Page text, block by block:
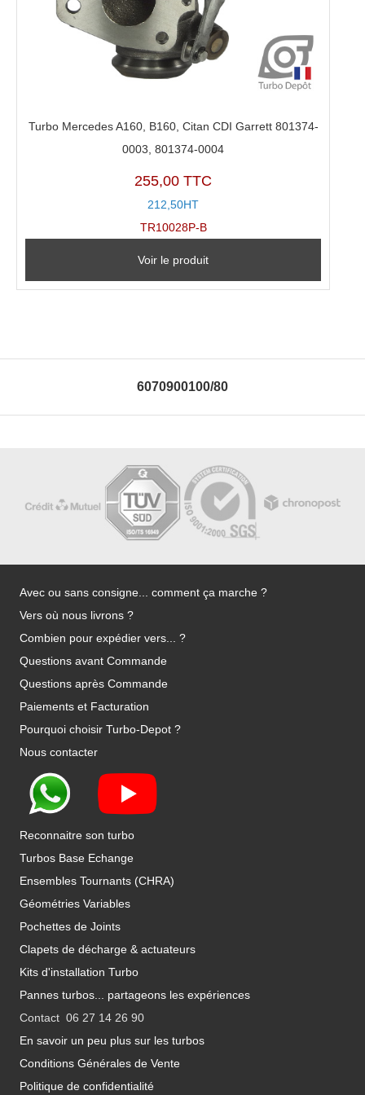
Turbo Mercedes A160, B160, Citan CDI Garrett 801374-
0003, 801374-0004
255,00 TTC
212,50HT
TR10028P-B
Voir le produit
6070900100/80
Avec ou sans consigne... comment ça marche ?
Vers où nous livrons ?
Combien pour expédier vers... ?
Questions avant Commande
Questions après Commande
Paiements et Facturation
Pourquoi choisir Turbo-Depot ?
Nous contacter
Reconnaitre son turbo
Turbos Base Echange
Ensembles Tournants (CHRA)
Géométries Variables
Pochettes de Joints
Clapets de décharge & actuateurs
Kits d'installation Turbo
Pannes turbos... partageons les expériences
Contact 06 27 14 26 90
En savoir un peu plus sur les turbos
Conditions Générales de Vente
Politique de confidentialité